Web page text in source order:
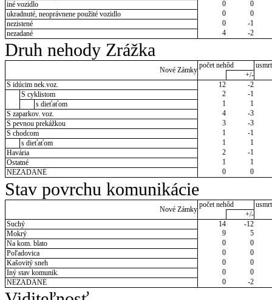
iné vozidlo
0
0
ukradnuté, neoprávnene použité vozidlo
0
0
nezistené
0
-1
nezadané
4 -2
Druh nehody Zrážka
Nové Zámky
počet nehôd
+/-
S idúcim nek.voz.
12
-2
S cyklistom
2
-1
s dieťaťom
1
1
S zaparkov. voz.
4
-3
S pevnou prekážkou
3
-3
S chodcom
1
-1
s dieťaťom
1
1
Havária
2
-1
Ostatné
1
1
NEZADANÉ
0 0
Stav povrchu komunikácie
Nové Zámky
počet nehôd
+/-
Suchý
14
-12
Mokrý
9
5
Na kom. blato
0
0
Poľadovica
0
0
Kašovitý sneh
0
0
Iný stav komunik.
0
0
NEZADANÉ
0 -2